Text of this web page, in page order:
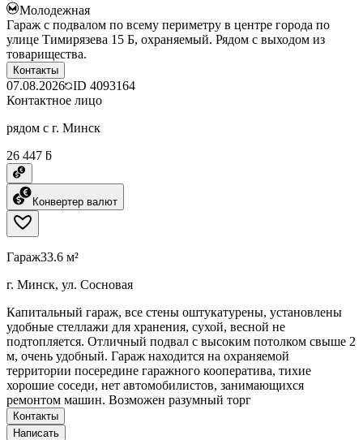
Молодежная
Гараж с подвалом по всему периметру в центре города по
улице Тимирязева 15 Б, охраняемый. Рядом с выходом из
товарищества.
Контакты
07.08.2026 ID 4093164
Контактное лицо
рядом с г. Минск
26 447 ƃ
Конвертер валют
Гараж33.6 м²
г. Минск, ул. Сосновая
Капитальный гараж, все стены оштукатурены, установлены
удобные стеллажи для хранения, сухой, весной не
подтопляется. Отличный подвал с высоким потолком свыше 2
м, очень удобный. Гараж находится на охраняемой
территории посередине гаражного кооператива, тихие
хорошие соседи, нет автомобилистов, занимающихся
ремонтом машин. Возможен разумный торг
Контакты
Написать